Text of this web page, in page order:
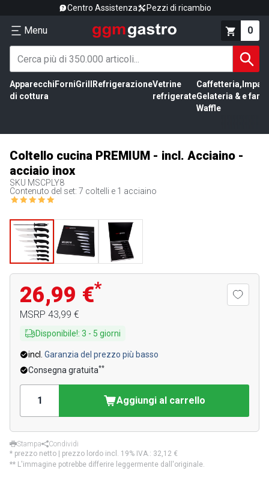
Centro Assistenza Pezzi di ricambio
Menu 0
Apparecchi
di cottura
ForniGrill RefrigerazioneVetrine
refrigerate
Caffetteria,
Gelateria &
Waffle
e
Coltello cucina PREMIUM - incl. Acciaino -
acciaio inox
SKU MSCPLY8
Contenuto del set: 7 coltelli e 1 acciaino
26,99 €*
MSRP 43,99 €
Disponibile!: 3 - 5 giorni
incl. Garanzia del prezzo più basso
Consegna gratuita**
Aggiungi al carrello
Stampa
Condividi
* prezzo netto | prezzo lordo incl. 19% IVA.: 32,12 €
** L'immagine potrebbe differire leggermente dall'originale.